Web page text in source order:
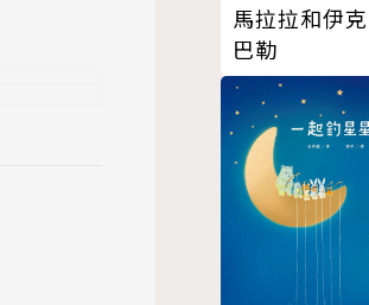
馬拉拉和伊克
巴勒